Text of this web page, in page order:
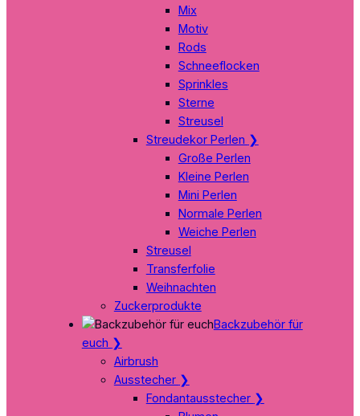
Mix
Motiv
Rods
Schneeflocken
Sprinkles
Sterne
Streusel
Streudekor Perlen ❯
Große Perlen
Kleine Perlen
Mini Perlen
Normale Perlen
Weiche Perlen
Streusel
Transferfolie
Weihnachten
Zuckerprodukte
Backzubehör für
euch ❯
Airbrush
Ausstecher ❯
Fondantausstecher ❯